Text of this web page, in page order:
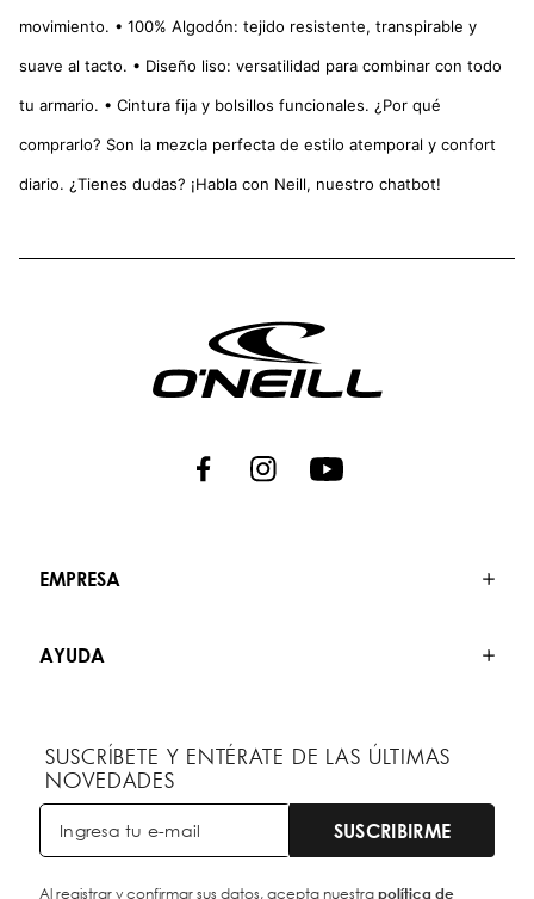
movimiento. • 100% Algodón: tejido resistente, transpirable y
suave al tacto. • Diseño liso: versatilidad para combinar con todo
tu armario. • Cintura fija y bolsillos funcionales. ¿Por qué
comprarlo? Son la mezcla perfecta de estilo atemporal y confort
diario. ¿Tienes dudas? ¡Habla con Neill, nuestro chatbot!
EMPRESA
AYUDA
SUSCRÍBETE Y ENTÉRATE DE LAS ÚLTIMAS
NOVEDADES
SUSCRIBIRME
Al registrar y confirmar sus datos, acepta nuestrapolítica de